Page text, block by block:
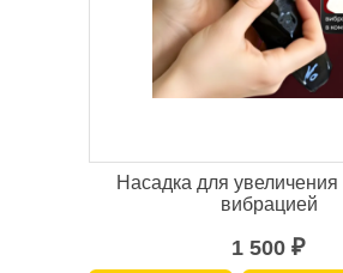
Насадка для увеличения
вибрацией
1 500 ₽